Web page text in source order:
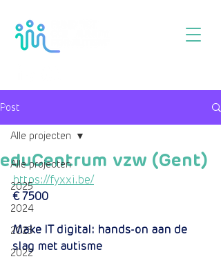
Post
Alle projecten
2025
2024
2023
2022
Alle projecten
eduCentrum vzw (Gent)
https://fyxxi.be/
€ 7500
Make IT digital: hands-on aan de
slag met autisme